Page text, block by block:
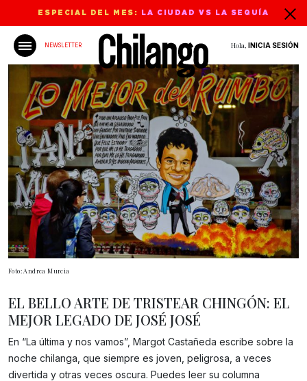
ESPECIAL DEL MES: LA CIUDAD VS LA SEQUÍA
NEWSLETTER Hola, INICIA SESIÓN
Foto: Andrea Murcia
EL BELLO ARTE DE TRISTEAR CHINGÓN: EL
MEJOR LEGADO DE JOSÉ JOSÉ
En “La última y nos vamos”, Margot Castañeda escribe sobre la
noche chilanga, que siempre es joven, peligrosa, a veces
divertida y otras veces oscura. Puedes leer su columna